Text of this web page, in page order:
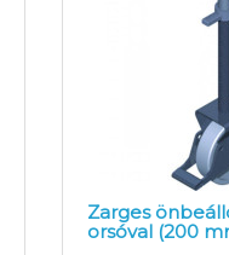
Zarges
orsóval (200